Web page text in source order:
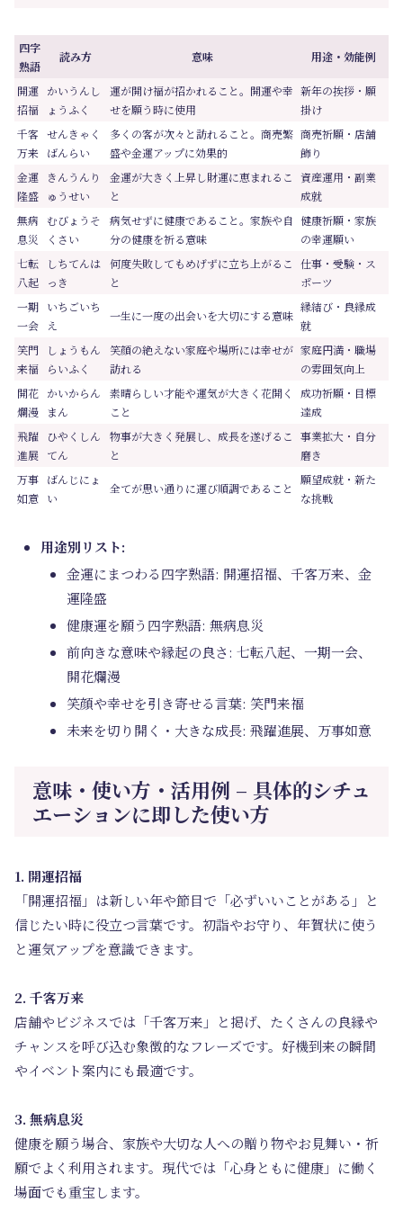
四字
熟語
読み方 意味 用途・効能例
開運
招福
かいうんし
ょうふく
運が開け福が招かれること。開運や幸
せを願う時に使用
新年の挨拶・願
掛け
千客
万来
せんきゃく
ばんらい
多くの客が次々と訪れること。商売繁
盛や金運アップに効果的
商売祈願・店舗
飾り
金運
隆盛
きんうんり
ゅうせい
金運が大きく上昇し財運に恵まれるこ
と
資産運用・副業
成就
無病
息災
むびょうそ
くさい
病気せずに健康であること。家族や自
分の健康を祈る意味
健康祈願・家族
の幸運願い
七転
八起
しちてんは
っき
何度失敗してもめげずに立ち上がるこ
と
仕事・受験・ス
ポーツ
一期
一会
いちごいち
え
一生に一度の出会いを大切にする意味
縁結び・良縁成
就
笑門
来福
しょうもん
らいふく
笑顔の絶えない家庭や場所には幸せが
訪れる
家庭円満・職場
の雰囲気向上
開花
爛漫
かいからん
まん
素晴らしい才能や運気が大きく花開く
こと
成功祈願・目標
達成
飛躍
進展
ひやくしん
てん
物事が大きく発展し、成長を遂げるこ
と
事業拡大・自分
磨き
万事
如意
ばんじにょ
い
全てが思い通りに運び順調であること
願望成就・新た
な挑戦
用途別リスト:
金運にまつわる四字熟語: 開運招福、千客万来、金
運隆盛
健康運を願う四字熟語: 無病息災
前向きな意味や縁起の良さ: 七転八起、一期一会、
開花爛漫
笑顔や幸せを引き寄せる言葉: 笑門来福
未来を切り開く・大きな成長: 飛躍進展、万事如意
意味・使い方・活用例 – 具体的シチュ
エーションに即した使い方
1. 開運招福
「開運招福」は新しい年や節目で「必ずいいことがある」と
信じたい時に役立つ言葉です。初詣やお守り、年賀状に使う
と運気アップを意識できます。
2. 千客万来
店舗やビジネスでは「千客万来」と掲げ、たくさんの良縁や
チャンスを呼び込む象徴的なフレーズです。好機到来の瞬間
やイベント案内にも最適です。
3. 無病息災
健康を願う場合、家族や大切な人への贈り物やお見舞い・祈
願でよく利用されます。現代では「心身ともに健康」に働く
場面でも重宝します。